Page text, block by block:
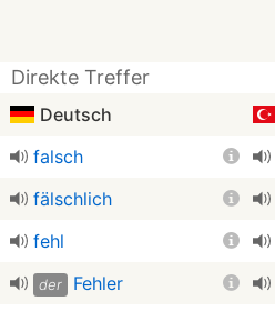
Direkte Treffer
Deutsch
falsch
fälschlich
fehl
der Fehler